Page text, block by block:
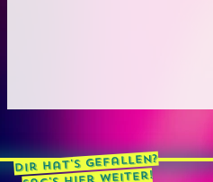
Dir hat's gefallen?
weiter!